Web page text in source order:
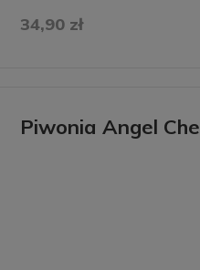
34,90 zł
Piwonia Angel